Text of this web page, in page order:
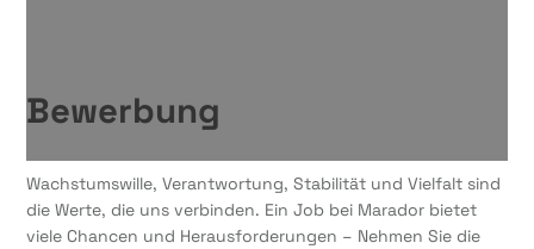
Bewerbung
Wachstumswille, Verantwortung, Stabilität und Vielfalt sind
die Werte, die uns verbinden. Ein Job bei Marador bietet
viele Chancen und Herausforderungen – Nehmen Sie die